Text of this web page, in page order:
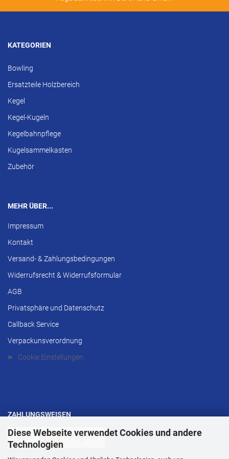
Diese Webseite verwendet Cookies und andere
Technologien
KATEGORIEN
Bowling
Ersatzteile Holzbereich
Kegel
Kegel-Kugeln
Kegelbahnpflege
Kugelsammelkasten
Zubehör
MEHR ÜBER...
Impressum
Kontakt
Versand- & Zahlungsbedingungen
Widerrufsrecht & Widerrufsformular
AGB
Privatsphäre und Datenschutz
Callback Service
Verpackunsverordnung
Cookie Einstellungen
ZAHLUNGSWEISEN